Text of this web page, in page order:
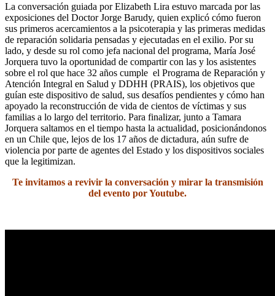
La conversación guiada por Elizabeth Lira estuvo marcada por las
exposiciones del Doctor Jorge Barudy, quien explicó cómo fueron
sus primeros acercamientos a la psicoterapia y las primeras medidas
de reparación solidaria pensadas y ejecutadas en el exilio. Por su
lado, y desde su rol como jefa nacional del programa, María José
Jorquera tuvo la oportunidad de compartir con las y los asistentes
sobre el rol que hace 32 años cumple el Programa de Reparación y
Atención Integral en Salud y DDHH (PRAIS), los objetivos que
guían este dispositivo de salud, sus desafíos pendientes y cómo han
apoyado la reconstrucción de vida de cientos de víctimas y sus
familias a lo largo del territorio. Para finalizar, junto a Tamara
Jorquera saltamos en el tiempo hasta la actualidad, posicionándonos
en un Chile que, lejos de los 17 años de dictadura, aún sufre de
violencia por parte de agentes del Estado y los dispositivos sociales
que la legitimizan.
Te invitamos a revivir la conversación y mirar la transmisión
del evento por Youtube.